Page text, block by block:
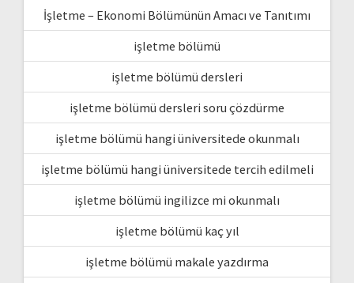
İşletme – Ekonomi Bölümünün Amacı ve Tanıtımı
işletme bölümü
işletme bölümü dersleri
işletme bölümü dersleri soru çözdürme
işletme bölümü hangi üniversitede okunmalı
işletme bölümü hangi üniversitede tercih edilmeli
işletme bölümü ingilizce mi okunmalı
işletme bölümü kaç yıl
işletme bölümü makale yazdırma